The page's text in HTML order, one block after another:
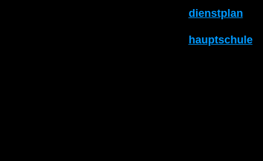
dienstplan
hauptschule